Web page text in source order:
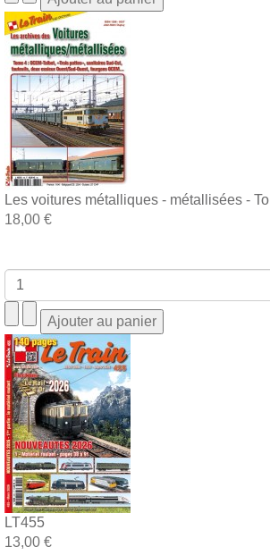
Les voitures métalliques - métallisées -
18,00 €
LT455
13,00 €